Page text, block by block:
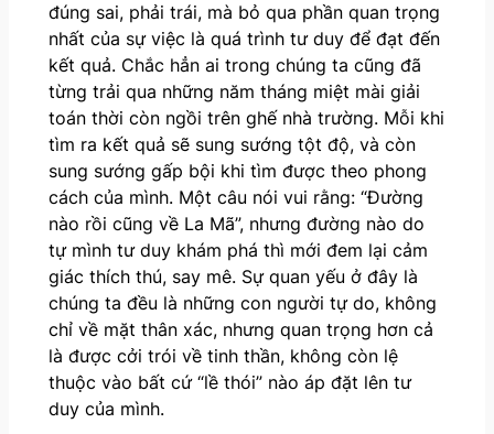
đúng sai, phải trái, mà bỏ qua phần quan trọng
nhất của sự việc là quá trình tư duy để đạt đến
kết quả. Chắc hẳn ai trong chúng ta cũng đã
từng trải qua những năm tháng miệt mài giải
toán thời còn ngồi trên ghế nhà trường. Mỗi khi
tìm ra kết quả sẽ sung sướng tột độ, và còn
sung sướng gấp bội khi tìm được theo phong
cách của mình. Một câu nói vui rằng: “Đường
nào rồi cũng về La Mã”, nhưng đường nào do
tự mình tư duy khám phá thì mới đem lại cảm
giác thích thú, say mê. Sự quan yếu ở đây là
chúng ta đều là những con người tự do, không
chỉ về mặt thân xác, nhưng quan trọng hơn cả
là được cởi trói về tinh thần, không còn lệ
thuộc vào bất cứ “lề thói” nào áp đặt lên tư
duy của mình.